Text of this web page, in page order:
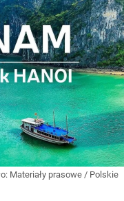
Materiały prasowe / Polskie